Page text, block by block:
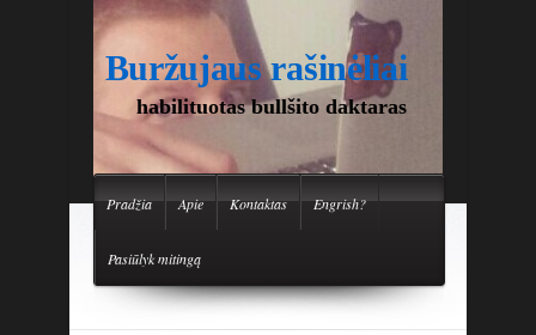
Buržujaus rašinėliai
habilituotas bullšito daktaras
Pradžia Apie Kontaktas Engrish?
Pasiūlyk mitingą